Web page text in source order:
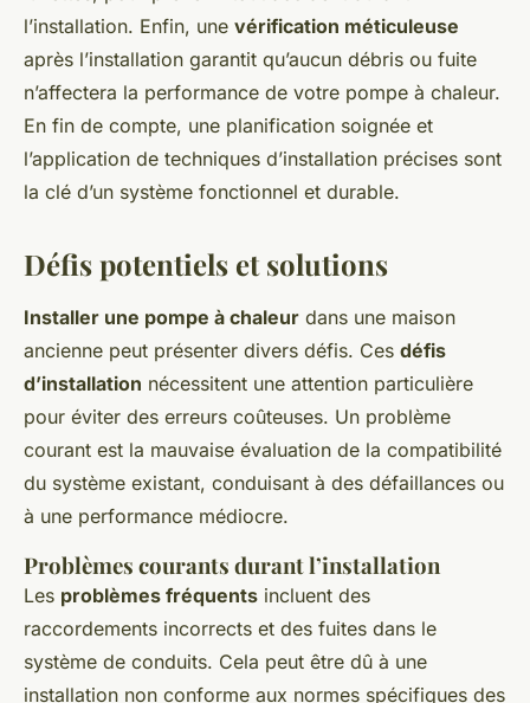
l’installation. Enfin, une vérification méticuleuse
après l’installation garantit qu’aucun débris ou fuite
n’affectera la performance de votre pompe à chaleur.
En fin de compte, une planification soignée et
l’application de techniques d’installation précises sont
la clé d’un système fonctionnel et durable.
Défis potentiels et solutions
Installer une pompe à chaleur dans une maison
ancienne peut présenter divers défis. Ces défis
d’installation nécessitent une attention particulière
pour éviter des erreurs coûteuses. Un problème
courant est la mauvaise évaluation de la compatibilité
du système existant, conduisant à des défaillances ou
à une performance médiocre.
Problèmes courants durant l’installation
Les problèmes fréquents incluent des
raccordements incorrects et des fuites dans le
système de conduits. Cela peut être dû à une
installation non conforme aux normes spécifiques des